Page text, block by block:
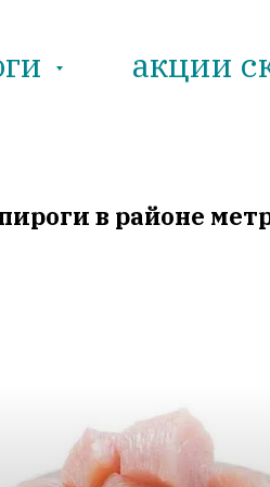
акции
в районе